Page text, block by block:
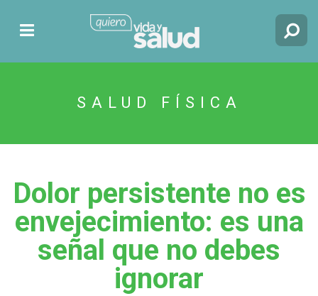
SALUD FÍSICA
Dolor persistente no es
envejecimiento: es una
señal que no debes
ignorar